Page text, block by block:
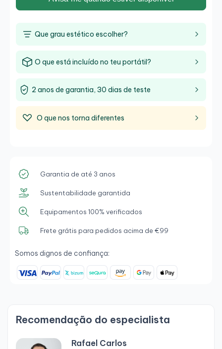
Que grau estético escolher?
O que está incluído no teu portátil?
2 anos de garantia, 30 dias de teste
O que nos torna diferentes
Garantia de até 3 anos
Sustentabilidade garantida
Equipamentos 100% verificados
Frete grátis para pedidos acima de €99
Somos dignos de confiança:
Recomendação do especialista
Rafael Carlos